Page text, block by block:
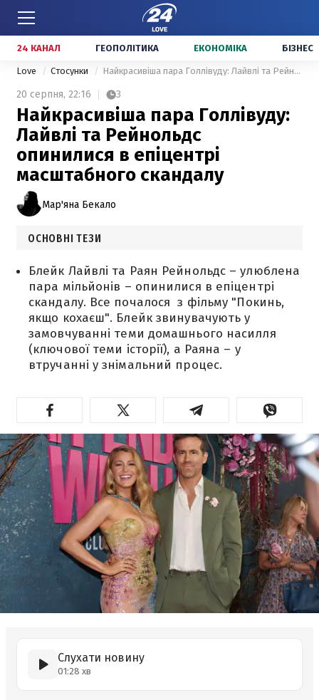
24 КАНАЛ ГЕОПОЛІТИКА ЕКОНОМІКА БІЗНЕС
Love Стосунки Найкрасивіша пара Голлівуду: Лайвлі та Рейнольдс опинилися в епіцентрі масштабного скандалу
20 серпня, 22:16 3
Найкрасивіша пара Голлівуду:
Лайвлі та Рейнольдс
опинилися в епіцентрі
масштабного скандалу
Мар'яна Бекало
ОСНОВНІ ТЕЗИ
Блейк Лайвлі та Раян Рейнольдс – улюблена
пара мільйонів – опинилися в епіцентрі
скандалу. Все почалося з фільму "Покинь,
якщо кохаєш". Блейк звинувачують у
замовчуванні теми домашнього насилля
(ключової теми історії), а Раяна – у
втручанні у знімальний процес.
Слухати новину
01:28 хв